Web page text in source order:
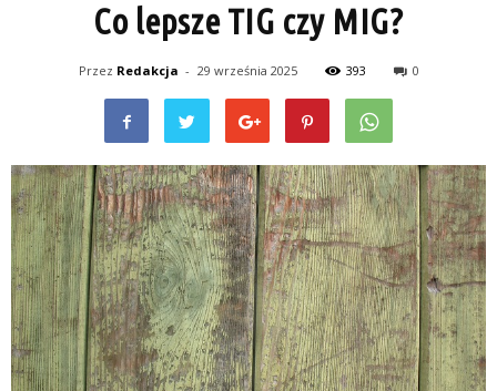
Co lepsze TIG czy MIG?
Przez Redakcja - 29 września 2025 393 0